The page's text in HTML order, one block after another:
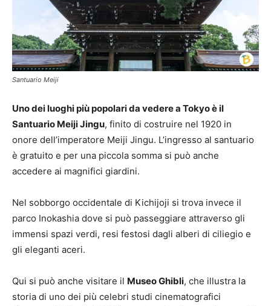
Santuario Meiji
Uno dei luoghi più popolari da vedere a Tokyo è il
Santuario Meiji Jingu, finito di costruire nel 1920 in
onore dell’imperatore Meiji Jingu. L’ingresso al santuario
è gratuito e per una piccola somma si può anche
accedere ai magnifici giardini.
Nel sobborgo occidentale di Kichijoji si trova invece il
parco Inokashia dove si può passeggiare attraverso gli
immensi spazi verdi, resi festosi dagli alberi di ciliegio e
gli eleganti aceri.
Qui si può anche visitare il Museo Ghibli, che illustra la
storia di uno dei più celebri studi cinematografici